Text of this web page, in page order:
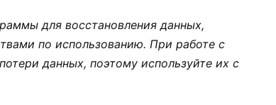
для восстановления данных,
по использованию. При работе с
данных, поэтому используйте их с